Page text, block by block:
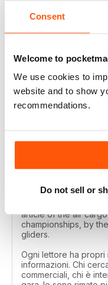
Consent
Welcome to
We use cookies to
website and to show
recommendations.
Do not sell or
competition fields. I
article of the air
championships, by
gliders.
Ogni lettore ha propri
informazioni. Chi
commerciali, chi è